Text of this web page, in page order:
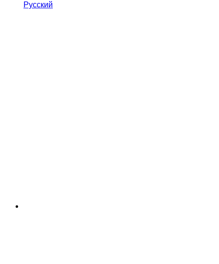
Русский